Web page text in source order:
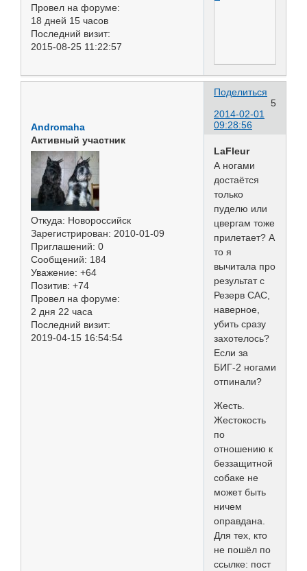
Провел на форуме:
18 дней 15 часов
Последний визит:
2015-08-25 11:22:57
Поделиться
5
2014-02-01
09:28:56
Andromaha
Активный участник
Откуда: Новороссийск
Зарегистрирован: 2010-01-09
Приглашений: 0
Сообщений: 184
Уважение: +64
Позитив: +74
Провел на форуме:
2 дня 22 часа
Последний визит:
2019-04-15 16:54:54
LaFleur
А ногами
достаётся
только
пуделю или
цвергам тоже
прилетает? А
то я
вычитала про
результат с
Резерв САС,
наверное,
убить сразу
захотелось?
Если за
БИГ-2 ногами
отпинали?
Жесть.
Жестокость
по
отношению к
беззащитной
собаке не
может быть
ничем
оправдана.
Для тех, кто
не пошёл по
ссылке: пост